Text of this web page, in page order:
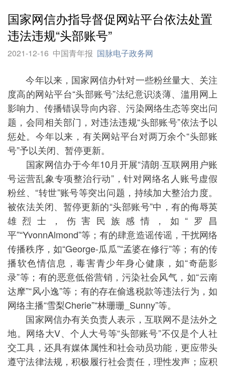
国家网信办指导督促网站平台依法处置
违法违规“头部账号”
2021-12-16 中国青年报 国脉电子政务网
今年以来，国家网信办针对一些粉丝量大、关注
度高的网站平台“头部账号”法纪意识淡薄、滥用网上
影响力、传播错误导向内容、污染网络生态等突出问
题，会同相关部门，对违法违规“头部账号”依法予以
惩处。今年以来，有关网站平台对两万余个“头部账
号”予以关闭、暂停更新。
国家网信办于今年10月开展“清朗·互联网用户账
号运营乱象专项整治行动”，针对网络名人账号虚假
粉丝、“转世”账号等突出问题，持续加大整治力度。
被依法关闭、暂停更新的“头部账号”中，有的侮辱英
雄烈士，伤害民族感情，如“罗昌
平”“YvonnAlmond”等；有的肆意造谣传谣，干扰网络
传播秩序，如“George-瓜瓜”“孟婆在修行”等；有的传
播软色情信息，毒害青少年身心健康，如“奇葩影
录”等；有的恶意低俗营销，污染社会风气，如“云南
达摩”“风小逸”等；有的存在偷逃税款等违法行为，如
网络主播“雪梨Cherie”“林珊珊_Sunny”等。
国家网信办有关负责人表示，互联网不是法外之
地。网络大V、个人大号等“头部账号”不仅是个人社
交工具，还具有媒体属性和社会动员功能，更应带头
遵守法律法规，积极履行社会责任，理性发声；应积